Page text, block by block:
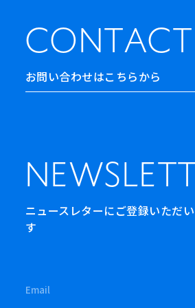
CONTACT
お問い合わせはこちらから
ニュースレターにご登録いただ
す